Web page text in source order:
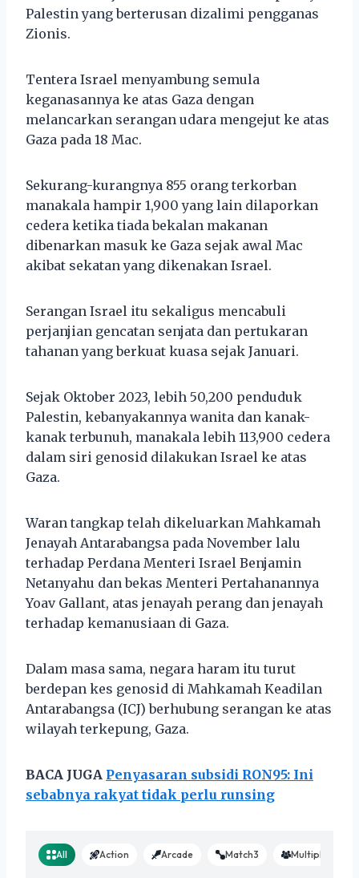
Palestin yang berterusan dizalimi pengganas
Zionis.
Tentera Israel menyambung semula
keganasannya ke atas Gaza dengan
melancarkan serangan udara mengejut ke atas
Gaza pada 18 Mac.
Sekurang-kurangnya 855 orang terkorban
manakala hampir 1,900 yang lain dilaporkan
cedera ketika tiada bekalan makanan
dibenarkan masuk ke Gaza sejak awal Mac
akibat sekatan yang dikenakan Israel.
Serangan Israel itu sekaligus mencabuli
perjanjian gencatan senjata dan pertukaran
tahanan yang berkuat kuasa sejak Januari.
Sejak Oktober 2023, lebih 50,200 penduduk
Palestin, kebanyakannya wanita dan kanak-
kanak terbunuh, manakala lebih 113,900 cedera
dalam siri genosid dilakukan Israel ke atas
Gaza.
Waran tangkap telah dikeluarkan Mahkamah
Jenayah Antarabangsa pada November lalu
terhadap Perdana Menteri Israel Benjamin
Netanyahu dan bekas Menteri Pertahanannya
Yoav Gallant, atas jenayah perang dan jenayah
terhadap kemanusiaan di Gaza.
Dalam masa sama, negara haram itu turut
berdepan kes genosid di Mahkamah Keadilan
Antarabangsa (ICJ) berhubung serangan ke atas
wilayah terkepung, Gaza.
BACA JUGA Penyasaran subsidi RON95: Ini
sebabnya rakyat tidak perlu runsing